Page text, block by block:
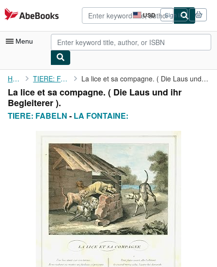
Skip to main content
AbeBooks.com USD
Site
shopping
preferences
Sign in
Menu
My Account
My Purchases
Advanced Search
Art & Collectibles
CLOSE
Home TIERE: FABELN La lice et sa compagne. ( Die Laus und ihr Begleiterer ).
La lice et sa compagne. ( Die Laus und ihr
Begleiterer ).
TIERE: FABELN - LA FONTAINE: